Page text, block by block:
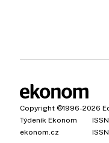
Copyright ©1996-2026
Týdeník Ekonom
ekonom.cz